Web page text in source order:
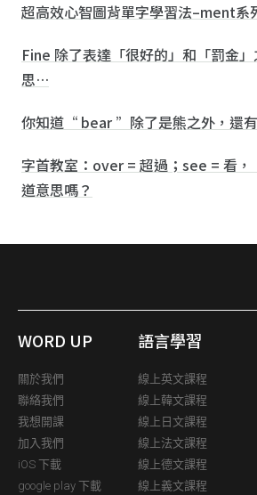
超高效心智圖背單字學習法–ment系
Fine 除了表達「很好的」和「罰金
思…
你知道“ bear ”除了是熊之外，還
字首教室：over = 超過；see = 看
道意思嗎？
WORD UP
關於我們
聯絡我們
我想開課
加入我們
iOS 下載
google play 下載
語言學習
線上英文課程
線上韓文課程
線上日文課程
線上法文課程
線上德文課程
線上義文課程